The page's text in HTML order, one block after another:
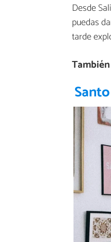
Desde
puedas
tarde